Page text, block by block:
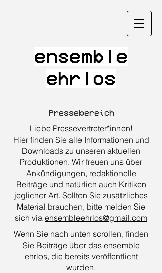
ensemble
ehrlos
Pressebereich
Liebe Pressevertreter*innen!
Hier finden Sie alle Informationen und
Downloads zu unseren aktuellen
Produktionen. Wir freuen uns über
Ankündigungen, redaktionelle
Beiträge und natürlich auch Kritiken
jeglicher Art. Sollten Sie zusätzliches
Material brauchen, bitte melden Sie
sich via ensembleehrlos@gmail.com
Wenn Sie nach unten scrollen, finden
Sie Beiträge über das ensemble
ehrlos, die bereits veröffentlicht
wurden.